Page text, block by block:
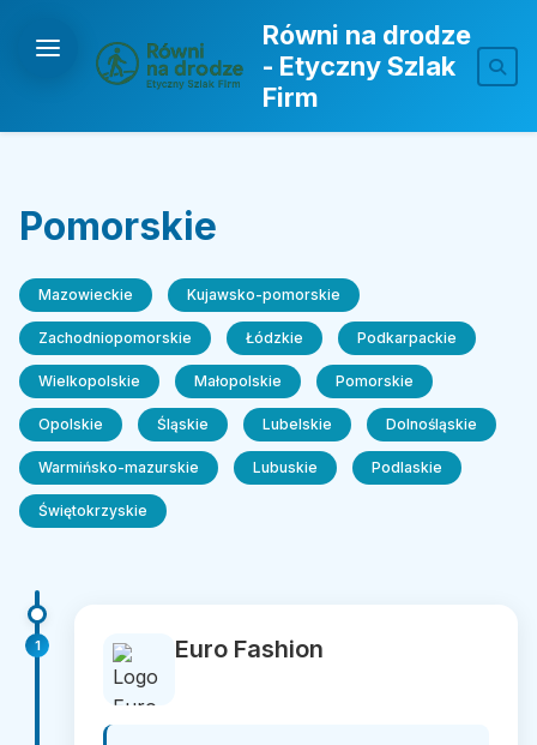
Równi na drodze
- Etyczny Szlak
Firm
Pomorskie
Mazowieckie Kujawsko-pomorskie
Zachodniopomorskie Łódzkie Podkarpackie
Wielkopolskie Małopolskie Pomorskie
Opolskie Śląskie Lubelskie Dolnośląskie
Warmińsko-mazurskie Lubuskie Podlaskie
Świętokrzyskie
1 Euro Fashion